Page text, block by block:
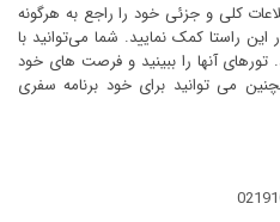
کلی و جزئی خود را راجع به هرگونه
این راستا کمک نمایید. شما می‌توانید با
تورهای آنها را ببینید و فرصت های خود
می توانید برای خود برنامه سفری